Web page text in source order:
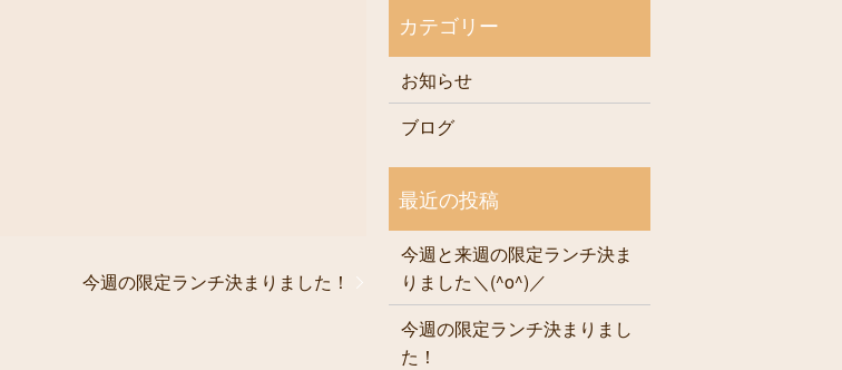
今週の限定ランチ決まりました！
お知らせ
ブログ
今週と来週の限定ランチ決ま
りました＼(^o^)／
今週の限定ランチ決まりまし
た！